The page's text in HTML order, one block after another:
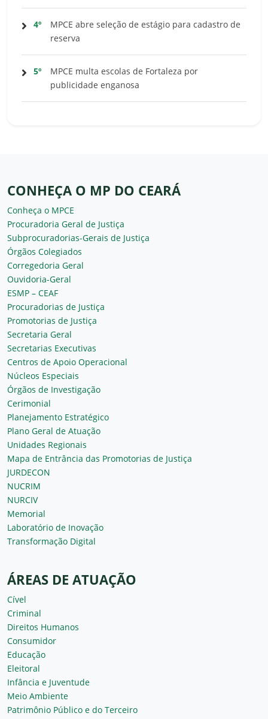
4º
MPCE abre seleção de estágio para cadastro de
reserva
5º
MPCE multa escolas de Fortaleza por
publicidade enganosa
CONHEÇA O MP DO CEARÁ
Conheça o MPCE
Procuradoria Geral de Justiça
Subprocuradorias-Gerais de Justiça
Órgãos Colegiados
Corregedoria Geral
Ouvidoria-Geral
ESMP – CEAF
Procuradorias de Justiça
Promotorias de Justiça
Secretaria Geral
Secretarias Executivas
Centros de Apoio Operacional
Núcleos Especiais
Órgãos de Investigação
Cerimonial
Planejamento Estratégico
Plano Geral de Atuação
Unidades Regionais
Mapa de Entrância das Promotorias de Justiça
JURDECON
NUCRIM
NURCIV
Memorial
Laboratório de Inovação
Transformação Digital
ÁREAS DE ATUAÇÃO
Cível
Criminal
Direitos Humanos
Consumidor
Educação
Eleitoral
Infância e Juventude
Meio Ambiente
Patrimônio Público e do Terceiro